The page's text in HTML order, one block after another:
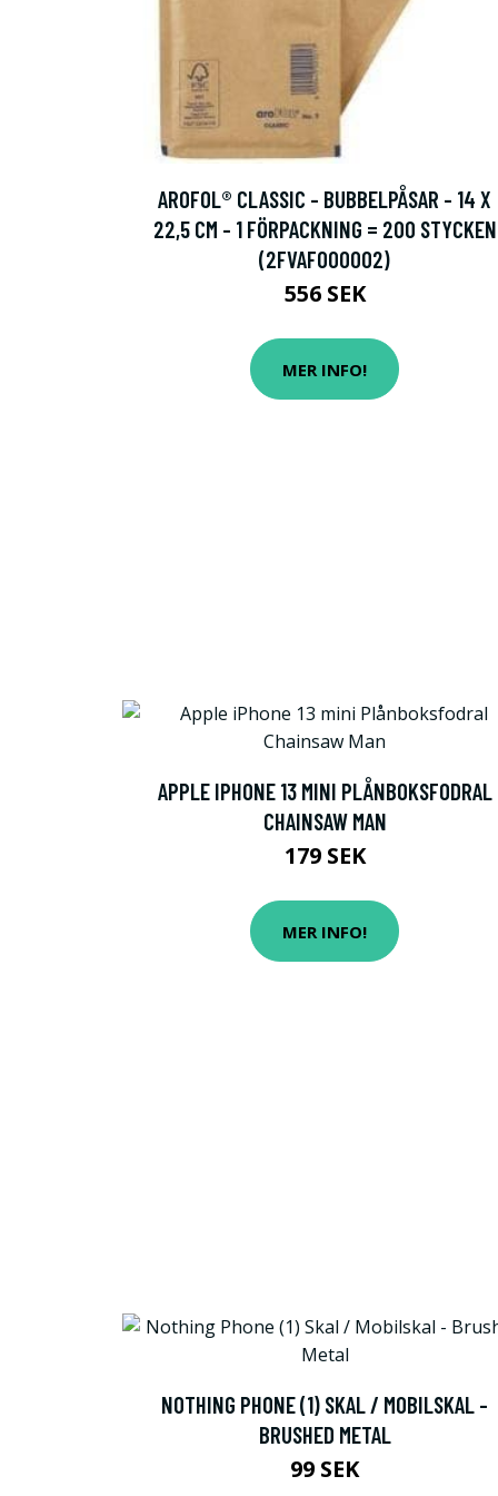
AROFOL® CLASSIC - BUBBELPÅSAR - 14 X
22,5 CM - 1 FÖRPACKNING = 200 STYCKEN
(2FVAF000002)
556 SEK
MER INFO!
APPLE IPHONE 13 MINI PLÅNBOKSFODRAL
CHAINSAW MAN
179 SEK
MER INFO!
NOTHING PHONE (1) SKAL / MOBILSKAL -
BRUSHED METAL
99 SEK